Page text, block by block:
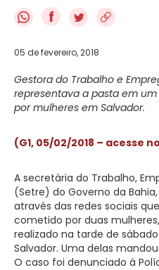
f
05 de fevereiro, 2018
Gestora do Trabalho e
representava a pasta em
por mulheres em Salvador.
(G1, 05/02/2018 – acesse
A secretária do Trabalho,
(Setre) do Governo da
através das redes sociais
cometido por duas
realizado na tarde de
Salvador. Uma delas
O caso foi denunciado à